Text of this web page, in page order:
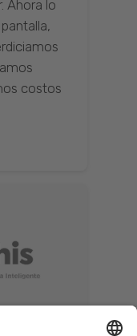
Ahora lo
costos